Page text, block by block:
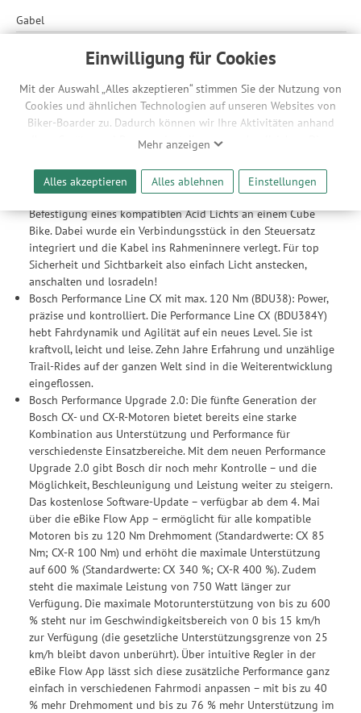
Einwilligung für Cookies
Mit der Auswahl „Alles akzeptieren“ stimmen Sie der Nutzung von
Cookies und ähnlichen Technologien auf unseren Websites von
Biker-Boarder zu. Dadurch können wir Ihre Aktivitäten anhand
Ihrer Geräte- und Browsereinstellungen nachvollziehen. Dies
ermöglicht es uns, anhand ihrer Interessen nutzungsbasierte
Werbeanzeigen für Sie bereitzustellen sowie Funktionalitäten
unserer Website sicherzustellen und stetig zu verbessern. Dabei
werden Ihre Daten auch an Drittanbieter und Werbepartner
weitergegeben. Die Verarbeitung erfolgt ausschließlich zum
Zwecke der Einbindung von Streaming-Inhalten und der
Durchführung von statistischer Analyse, Reichweitenmessungen,
Produktempfehlungen und nutzungsbasierter Werbung.
Informationen zu den einzelnen Funktionen, den Drittanbietern
und der Speicherdauer finden Sie unter Einstellungen. Diese
Einwilligung ist freiwillig, für die Nutzung unserer Website nicht
erforderlich und gilt, bis sie widerrufen wird. Sie können Ihre
Einwilligung unter Einstellungen lediglich für bestimmte
Drittanbieter erteilen und jederzeit für die Zukunft widerrufen.
Mehr anzeigen
Alles akzeptieren Alles ablehnen Einstellungen
Gabel
100 mm Federweg
Ausstattung
legendäre, per einfachem Klick bedienbare Shimano Deore XT
breite, griffige Schwalbe Reifen für extra Fahrkomfort
X-Connect: Eine ebenso simple wie effektive Möglichkeit zur
Befestigung eines kompatiblen Acid Lichts an einem Cube
Bike. Dabei wurde ein Verbindungsstück in den Steuersatz
integriert und die Kabel ins Rahmeninnere verlegt. Für top
Sicherheit und Sichtbarkeit also einfach Licht anstecken,
anschalten und losradeln!
Bosch Performance Line CX mit max. 120 Nm (BDU38): Power,
präzise und kontrolliert. Die Performance Line CX (BDU384Y)
hebt Fahrdynamik und Agilität auf ein neues Level. Sie ist
kraftvoll, leicht und leise. Zehn Jahre Erfahrung und unzählige
Trail-Rides auf der ganzen Welt sind in die Weiterentwicklung
eingeflossen.
Bosch Performance Upgrade 2.0: Die fünfte Generation der
Bosch CX- und CX-R-Motoren bietet bereits eine starke
Kombination aus Unterstützung und Performance für
verschiedenste Einsatzbereiche. Mit dem neuen Performance
Upgrade 2.0 gibt Bosch dir noch mehr Kontrolle – und die
Möglichkeit, Beschleunigung und Leistung weiter zu steigern.
Das kostenlose Software-Update – verfügbar ab dem 4. Mai
über die eBike Flow App – ermöglicht für alle kompatible
Motoren bis zu 120 Nm Drehmoment (Standardwerte: CX 85
Nm; CX-R 100 Nm) und erhöht die maximale Unterstützung
auf 600 % (Standardwerte: CX 340 %; CX-R 400 %). Zudem
steht die maximale Leistung von 750 Watt länger zur
Verfügung. Die maximale Motorunterstützung von bis zu 600
% steht nur im Geschwindigkeitsbereich von 0 bis 15 km/h
zur Verfügung (die gesetzliche Unterstützungsgrenze von 25
km/h bleibt davon unberührt). Über intuitive Regler in der
eBike Flow App lässt sich diese zusätzliche Performance ganz
einfach in verschiedenen Fahrmodi anpassen – mit bis zu 40
% mehr Drehmoment und bis zu 76 % mehr Unterstützung im